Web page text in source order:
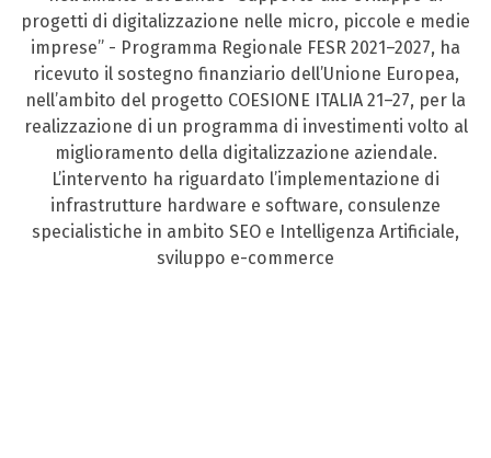
progetti di digitalizzazione nelle micro, piccole e medie
imprese” - Programma Regionale FESR 2021–2027, ha
ricevuto il sostegno finanziario dell’Unione Europea,
nell’ambito del progetto COESIONE ITALIA 21–27, per la
realizzazione di un programma di investimenti volto al
miglioramento della digitalizzazione aziendale.
L’intervento ha riguardato l’implementazione di
infrastrutture hardware e software, consulenze
specialistiche in ambito SEO e Intelligenza Artificiale,
sviluppo e-commerce